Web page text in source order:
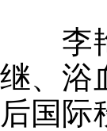
李艳
继、浴
后国际